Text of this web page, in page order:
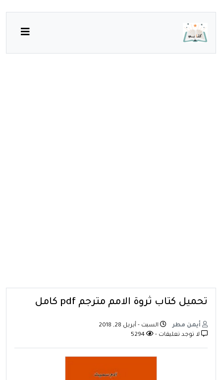
تحميل كتاب ثروة الامم مترجم pdf كامل
أيمن مطر
السبت - أبريل 28, 2018
لا توجد تعليقات -